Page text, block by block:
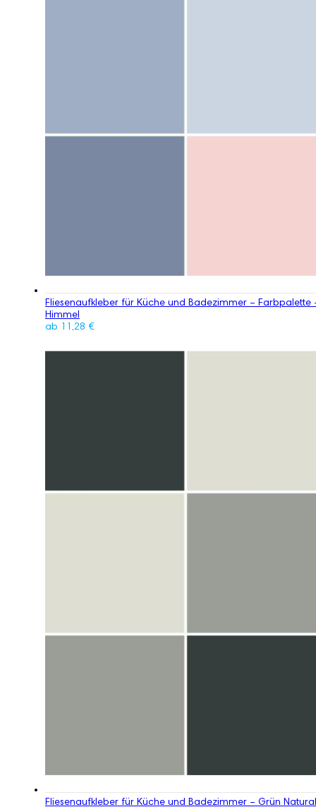
Fliesenaufkleber für Küche und Badezimmer – Farbpalette
Himmel
ab 11,28 €
Fliesenaufkleber für Küche und Badezimmer – Grün Natural